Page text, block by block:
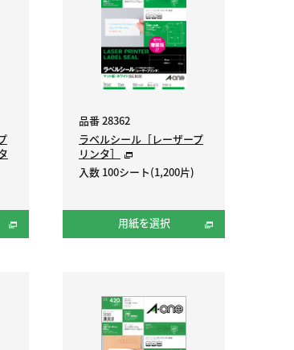
品番 28362
ラベルシール［レーザープ
リンタ］
入数 100シート(1,200片)
用紙を選択